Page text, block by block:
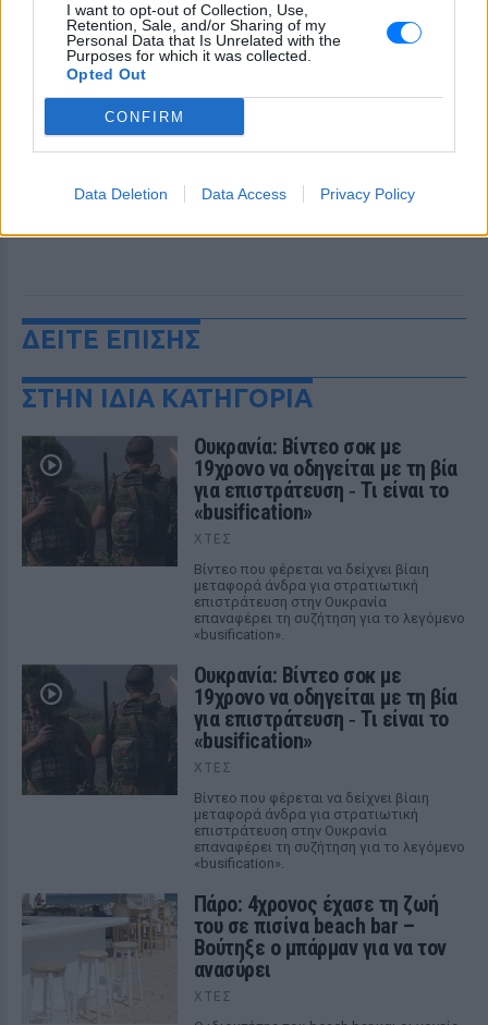
I want to opt-out of Collection, Use,
Retention, Sale, and/or Sharing of my
Personal Data that Is Unrelated with the
Purposes for which it was collected.
Opted Out
CONFIRM
Data Deletion Data Access Privacy Policy
ΔΕΙΤΕ ΕΠΙΣΗΣ
ΣΤΗΝ ΙΔΙΑ ΚΑΤΗΓΟΡΙΑ
Ουκρανία: Βίντεο σοκ με
19χρονο να οδηγείται με τη βία
για επιστράτευση ‑ Τι είναι το
«busification»
ΧΤΕΣ
Βίντεο που φέρεται να δείχνει βίαιη
μεταφορά άνδρα για στρατιωτική
επιστράτευση στην Ουκρανία
επαναφέρει τη συζήτηση για το λεγόμενο
«busification».
Ουκρανία: Βίντεο σοκ με
19χρονο να οδηγείται με τη βία
για επιστράτευση ‑ Τι είναι το
«busification»
ΧΤΕΣ
Βίντεο που φέρεται να δείχνει βίαιη
μεταφορά άνδρα για στρατιωτική
επιστράτευση στην Ουκρανία
επαναφέρει τη συζήτηση για το λεγόμενο
«busification».
Πάρο: 4χρονος έχασε τη ζωή
του σε πισίνα beach bar –
Βούτηξε ο μπάρμαν για να τον
ανασύρει
ΧΤΕΣ